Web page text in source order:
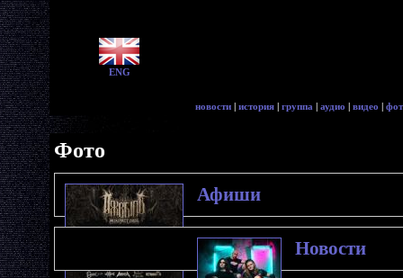
ENG
новости | история | группа | аудио | видео |
Фото
Афиши
Новости